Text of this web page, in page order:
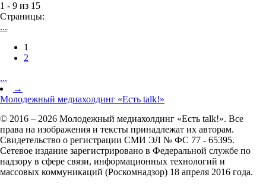
1 - 9 из 15
Страницы:
...
1
2
...
→
Молодежный медиахолдинг «Есть talk!»
© 2016 – 2026 Молодежный медиахолдинг «Есть talk!». Все
права на изображения и тексты принадлежат их авторам.
Свидетельство о регистрации СМИ ЭЛ № ФС 77 - 65395.
Сетевое издание зарегистрировано в Федеральной службе по
надзору в сфере связи, информационных технологий и
массовых коммуникаций (Роскомнадзор) 18 апреля 2016 года.